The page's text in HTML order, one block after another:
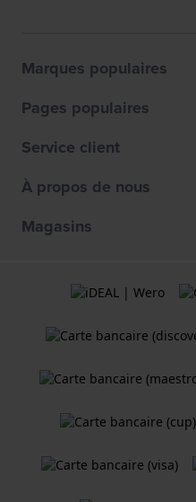
Marques populaires
Pages populaires
Service client
À propos de nous
Magasins